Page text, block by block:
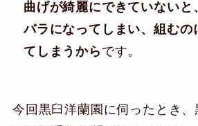
曲げが綺麗にできていないと
バラになってしまい、組むの
てしまうから です。
今回黒臼洋蘭園に伺ったとき